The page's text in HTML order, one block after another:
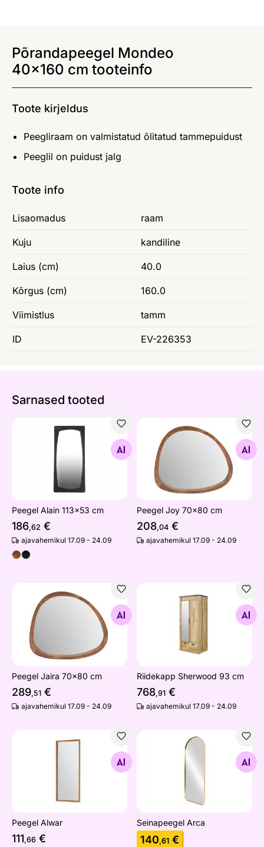
Põrandapeegel Mondeo
40x160 cm tooteinfo
Toote kirjeldus
Peegliraam on valmistatud õlitatud tammepuidust
Peeglil on puidust jalg
Toote info
Lisaomadus raam
Kuju kandiline
Laius (cm) 40.0
Kõrgus (cm) 160.0
Viimistlus tamm
ID EV-226353
Sarnased tooted
Peegel Alain 113x53 cm
Otsi sarnaseid
Peegel Alain 113x53 cm
186,62 €
ajavahemikul 17.09 - 24.09
Peegel Joy 70x80 cm
Otsi sarnaseid
Peegel Joy 70x80 cm
208,04 €
ajavahemikul 17.09 - 24.09
Peegel Jaira 70x80 cm
Otsi sarnaseid
Peegel Jaira 70x80 cm
289,51 €
ajavahemikul 17.09 - 24.09
Riidekapp Sherwood 93 cm
Otsi sarnaseid
Riidekapp Sherwood 93 cm
768,91 €
ajavahemikul 17.09 - 24.09
Peegel Alwar
111,66 €
Seinapeegel Arca
Seinapeegel Arca
140,61 €